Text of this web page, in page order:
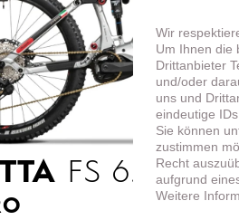
FS 6.2 –
Wir
Um Ihnen die
Drittanbieter
und/oder
uns und
eindeutige
Sie können
zustimmen
Recht
aufgrund
Weitere